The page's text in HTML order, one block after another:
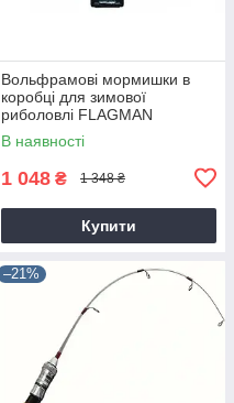
Вольфрамові мормишки в
коробці для зимової
риболовлі FLAGMAN
В наявності
1 048 ₴ 1 348 ₴
Купити
–21%